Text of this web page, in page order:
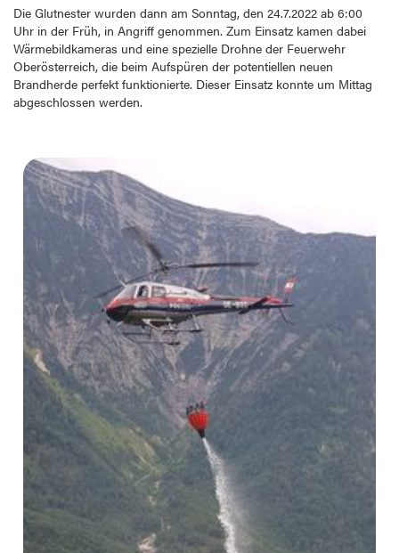
Die Glutnester wurden dann am Sonntag, den 24.7.2022 ab 6:00
Uhr in der Früh, in Angriff genommen. Zum Einsatz kamen dabei
Wärmebildkameras und eine spezielle Drohne der Feuerwehr
Oberösterreich, die beim Aufspüren der potentiellen neuen
Brandherde perfekt funktionierte. Dieser Einsatz konnte um Mittag
abgeschlossen werden.